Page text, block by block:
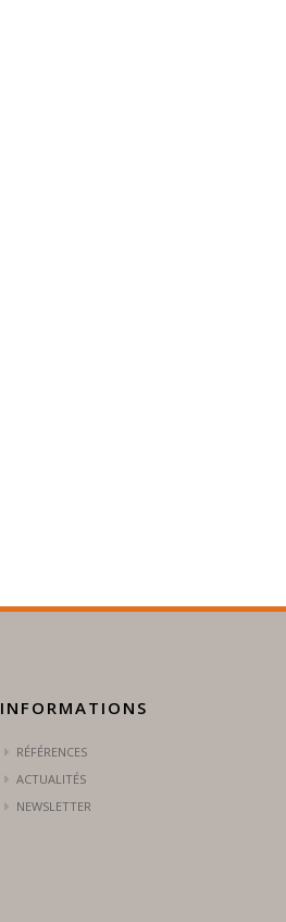
INFORMATIONS
RÉFÉRENCES
ACTUALITÉS
NEWSLETTER